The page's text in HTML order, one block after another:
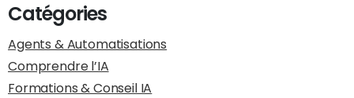
Catégories
Agents & Automatisations
Comprendre l’IA
Formations & Conseil IA